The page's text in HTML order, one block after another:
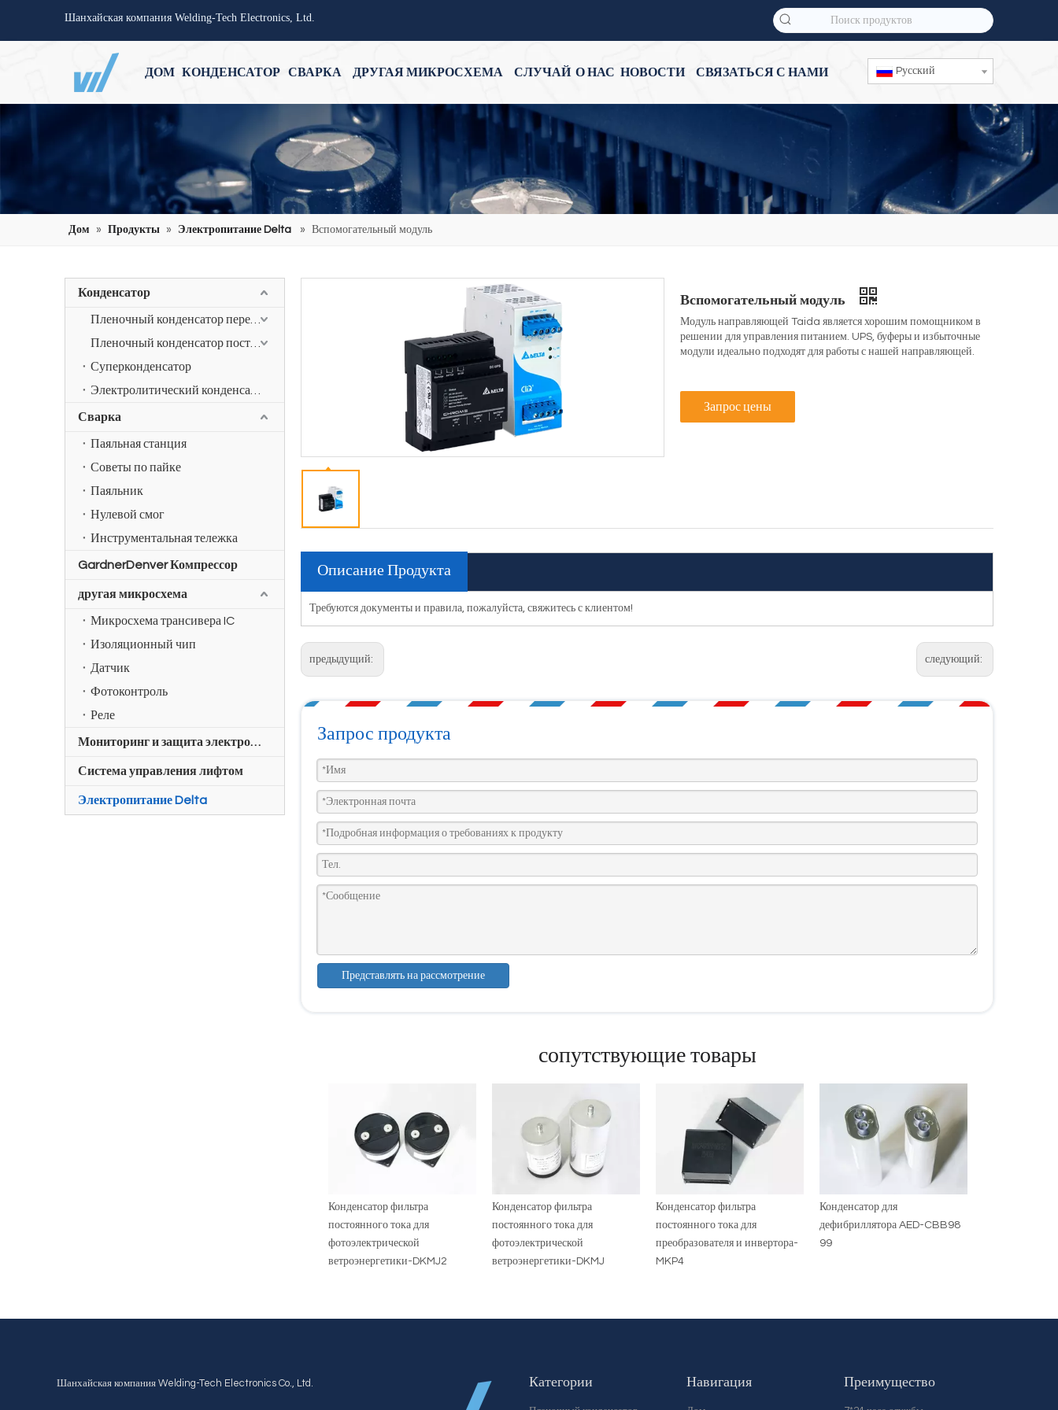
Шанхайская компания Welding-Tech Electronics, Ltd.
ДОМ КОНДЕНСАТОР СВАРКА ДРУГАЯ МИКРОСХЕМА СЛУЧАЙ О НАС НОВОСТИ СВЯЗАТЬСЯ С НАМИ Pусский
Дом » Продукты » Электропитание Delta » Вспомогательный модуль
Конденсатор
Суперконденсатор
Сварка
Паяльная станция
Советы по пайке
Паяльник
Нулевой смог
Инструментальная тележка
GardnerDenver Компрессор
другая микросхема
Микросхема трансивера IC
Изоляционный чип
Датчик
Фотоконтроль
Реле
Мониторинг и защита электроэнергии
Система управления лифтом
Электропитание Delta
Вспомогательный модуль
Модуль направляющей Taida является хорошим помощником в
решении для управления питанием. UPS, буферы и избыточные
модули идеально подходят для работы с нашей направляющей.
Запрос цены
Описание Продукта
Требуются документы и правила, пожалуйста, свяжитесь с клиентом!
предыдущий: следующий:
Запрос продукта
Представлять на рассмотрение
сопутствующие товары
Конденсатор фильтра
постоянного тока для
фотоэлектрической
ветроэнергетики-DKMJ2
Конденсатор фильтра
постоянного тока для
фотоэлектрической
ветроэнергетики-DKMJ
Конденсатор фильтра
постоянного тока для
преобразователя и инвертора-
MKP4
Конденсатор для
дефибриллятора AED-CBB98
99
Шанхайская компания Welding-Tech Electronics Co., Ltd. Категории Навигация Преимущество